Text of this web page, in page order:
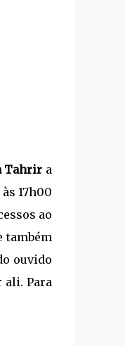
Tahrir a
17h00
ao
também
ouvido
ali. Para